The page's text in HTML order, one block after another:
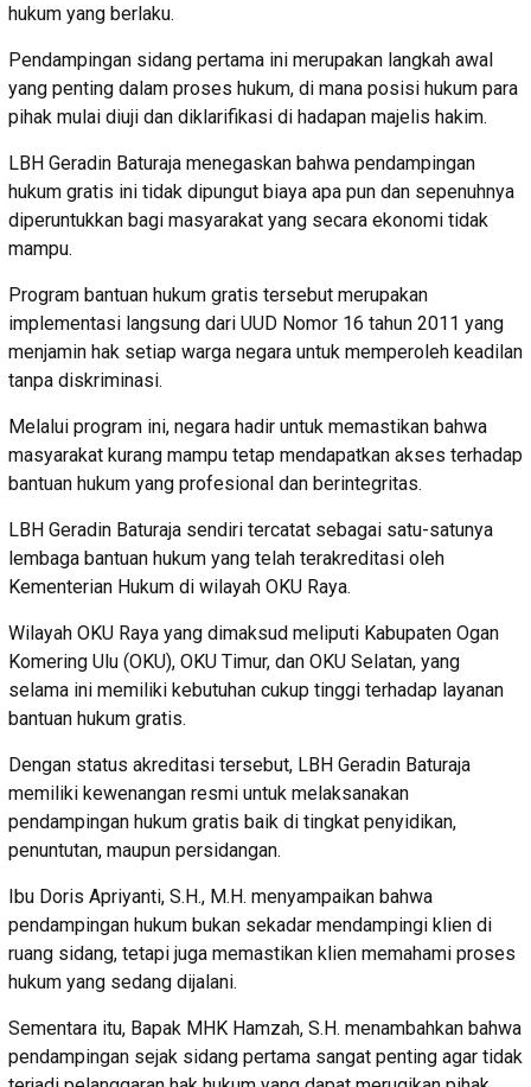
hukum yang berlaku.
Pendampingan sidang pertama ini merupakan langkah awal
yang penting dalam proses hukum, di mana posisi hukum para
pihak mulai diuji dan diklarifikasi di hadapan majelis hakim.
LBH Geradin Baturaja menegaskan bahwa pendampingan
hukum gratis ini tidak dipungut biaya apa pun dan sepenuhnya
diperuntukkan bagi masyarakat yang secara ekonomi tidak
mampu.
Program bantuan hukum gratis tersebut merupakan
implementasi langsung dari UUD Nomor 16 tahun 2011 yang
menjamin hak setiap warga negara untuk memperoleh keadilan
tanpa diskriminasi.
Melalui program ini, negara hadir untuk memastikan bahwa
masyarakat kurang mampu tetap mendapatkan akses terhadap
bantuan hukum yang profesional dan berintegritas.
LBH Geradin Baturaja sendiri tercatat sebagai satu-satunya
lembaga bantuan hukum yang telah terakreditasi oleh
Kementerian Hukum di wilayah OKU Raya.
Wilayah OKU Raya yang dimaksud meliputi Kabupaten Ogan
Komering Ulu (OKU), OKU Timur, dan OKU Selatan, yang
selama ini memiliki kebutuhan cukup tinggi terhadap layanan
bantuan hukum gratis.
Dengan status akreditasi tersebut, LBH Geradin Baturaja
memiliki kewenangan resmi untuk melaksanakan
pendampingan hukum gratis baik di tingkat penyidikan,
penuntutan, maupun persidangan.
Ibu Doris Apriyanti, S.H., M.H. menyampaikan bahwa
pendampingan hukum bukan sekadar mendampingi klien di
ruang sidang, tetapi juga memastikan klien memahami proses
hukum yang sedang dijalani.
Sementara itu, Bapak MHK Hamzah, S.H. menambahkan bahwa
pendampingan sejak sidang pertama sangat penting agar tidak